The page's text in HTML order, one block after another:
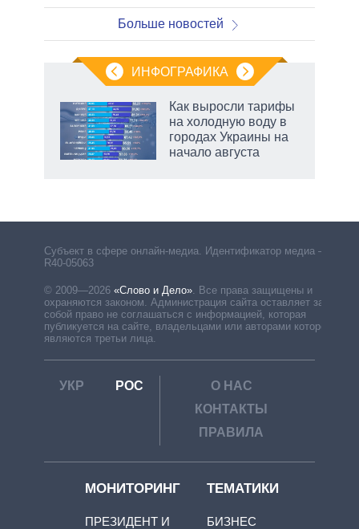
Больше новостей
ИНФОГРАФИКА
Как выросли тарифы
на холодную воду в
городах Украины на
начало августа
Субъект в сфере онлайн-медиа. Идентификатор медиа –
R40-05063
© 2009—2026 «Слово и Дело». Все права защищены и
охраняются законом. Администрация сайта оставляет за
собой право не соглашаться с информацией, которая
публикуется на сайте, владельцами или авторами которой
являются третьи лица.
УКР РОС
О НАС
КОНТАКТЫ
ПРАВИЛА
МОНИТОРИНГ
ПРЕЗИДЕНТ И
ТЕМАТИКИ
БИЗНЕС